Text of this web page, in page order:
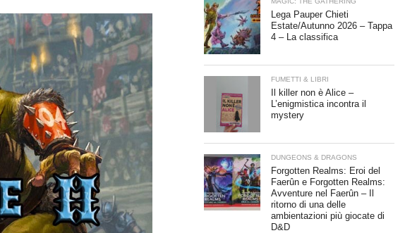
Lega Pauper Chieti
Estate/Autunno 2026 – Tappa
4 – La classifica
FUMETTI & LIBRI
Il killer non è Alice –
L’enigmistica incontra il
mystery
DUNGEONS & DRAGONS
Forgotten Realms: Eroi del
Faerûn e Forgotten Realms:
Avventure nel Faerûn – Il
ritorno di una delle
ambientazioni più giocate di
D&D